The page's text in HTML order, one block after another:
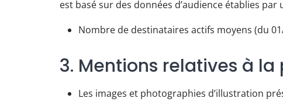
est basé sur des données d’audience établies
Nombre de destinataires actifs moyens (du
3. Mentions relatives à
Les images et photographies d’illustration